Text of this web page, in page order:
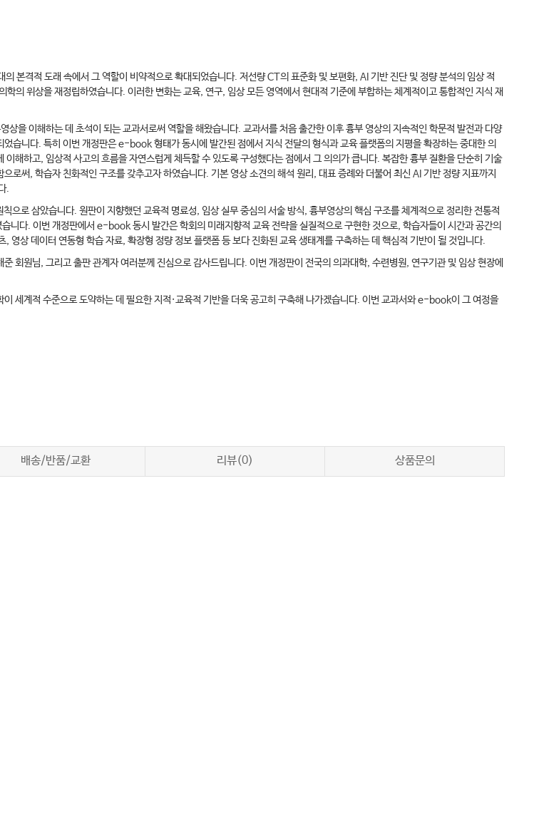
본격적 도래 속에서 그 역할이 비약적으로 확대되었습니다. 저선량 CT의 표준화 및 보편화, AI 기반 진단 및 정량 분석의 임상 적
의 위상을 재정립하였습니다. 이러한 변화는 교육, 연구, 임상 모든 영역에서 현대적 기준에 부합하는 체계적이고 통합적인 지식 재
을 이해하는 데 초석이 되는 교과서로써 역할을 해왔습니다. 교과서를 처음 출간한 이후 흉부 영상의 지속적인 학문적 발전과 다양
습니다. 특히 이번 개정판은 e-book 형태가 동시에 발간된 점에서 지식 전달의 형식과 교육 플랫폼의 지평을 확장하는 중대한 의
해하고, 임상적 사고의 흐름을 자연스럽게 체득할 수 있도록 구성했다는 점에서 그 의의가 큽니다. 복잡한 흉부 질환을 단순히 기술
로써, 학습자 친화적인 구조를 갖추고자 하였습니다. 기본 영상 소견의 해석 원리, 대표 증례와 더불어 최신 AI 기반 정량 지표까지
.
으로 삼았습니다. 원판이 지향했던 교육적 명료성, 임상 실무 중심의 서술 방식, 흉부영상의 핵심 구조를 체계적으로 정리한 전통적
니다. 이번 개정판에서 e-book 동시 발간은 학회의 미래지향적 교육 전략을 실질적으로 구현한 것으로, 학습자들이 시간과 공간의
상 데이터 연동형 학습 자료, 확장형 정량 정보 플랫폼 등 보다 진화된 교육 생태계를 구축하는 데 핵심적 기반이 될 것입니다.
회원님, 그리고 출판 관계자 여러분께 진심으로 감사드립니다. 이번 개정판이 전국의 의과대학, 수련병원, 연구기관 및 임상 현장에
세계적 수준으로 도약하는 데 필요한 지적·교육적 기반을 더욱 공고히 구축해 나가겠습니다. 이번 교과서와 e-book이 그 여정을
배송/반품/교환 리뷰(0) 상품문의